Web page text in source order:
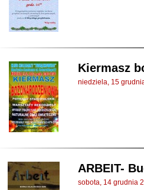
Kiermasz
niedziela, 15
ARBEIT-
sobota, 14 grudnia